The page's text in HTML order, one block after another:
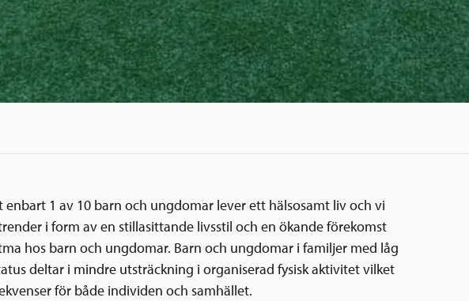
enbart 1 av 10 barn och ungdomar lever ett hälsosamt liv och vi
i form av en stillasittande livsstil och en ökande förekomst
hos barn och ungdomar. Barn och ungdomar i familjer med låg
deltar i mindre utsträckning i organiserad fysisk aktivitet vilket
för både individen och samhället.